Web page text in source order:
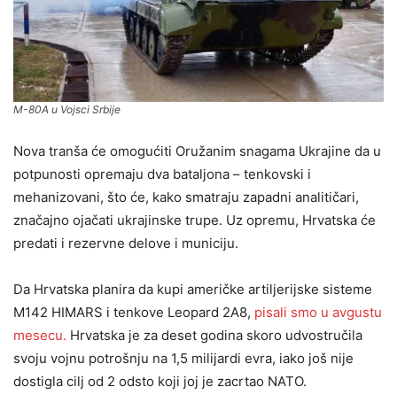
M-80A u Vojsci Srbije
Nova tranša će omogućiti Oružanim snagama Ukrajine da u
potpunosti opremaju dva bataljona – tenkovski i
mehanizovani, što će, kako smatraju zapadni analitičari,
značajno ojačati ukrajinske trupe. Uz opremu, Hrvatska će
predati i rezervne delove i municiju.
Da Hrvatska planira da kupi američke artiljerijske sisteme
M142 HIMARS i tenkove Leopard 2A8, pisali smo u avgustu
mesecu. Hrvatska je za deset godina skoro udvostručila
svoju vojnu potrošnju na 1,5 milijardi evra, iako još nije
dostigla cilj od 2 odsto koji joj je zacrtao NATO.